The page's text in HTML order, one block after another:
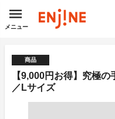
メニュー
商品
【9,000円お得】究極
／Lサイズ